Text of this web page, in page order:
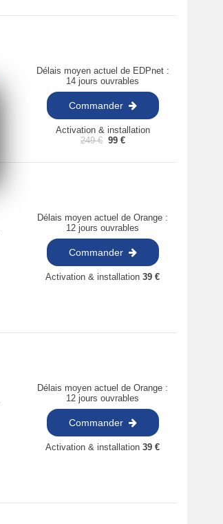
Délais moyen actuel de EDPnet :
14 jours ouvrables
Commander
Activation & installation
249€ 99 €
Délais moyen actuel de Orange :
12 jours ouvrables
Commander
Activation & installation39€
Délais moyen actuel de Orange :
12 jours ouvrables
Commander
Activation & installation39€